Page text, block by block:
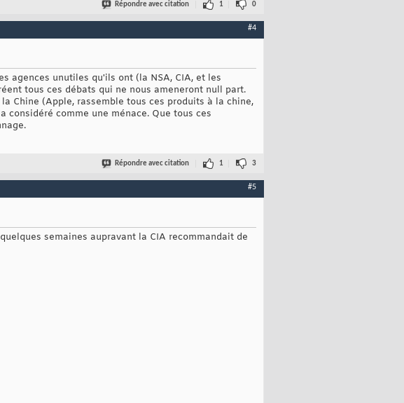
Répondre avec citation 1 0
#4
agences unutiles qu'ils ont (la NSA, CIA, et les
tous ces débats qui ne nous ameneront null part.
Chine (Apple, rassemble tous ces produits à la chine,
comme une ménace. Que tous ces
Répondre avec citation 1 3
#5
semaines aupravant la CIA recommandait de